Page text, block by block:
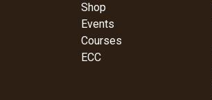
Shop
Events
Courses
ECC